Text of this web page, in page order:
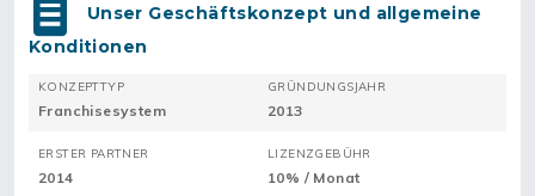
Unser Geschäftskonzept und allgemeine
Konditionen
KONZEPTTYP
Franchisesystem
GRÜNDUNGSJAHR
2013
ERSTER PARTNER
2014
LIZENZGEBÜHR
10% / Monat